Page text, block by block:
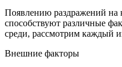
Появлению раздражений на
способствуют различные
среди, рассмотрим каждый
Внешние факторы